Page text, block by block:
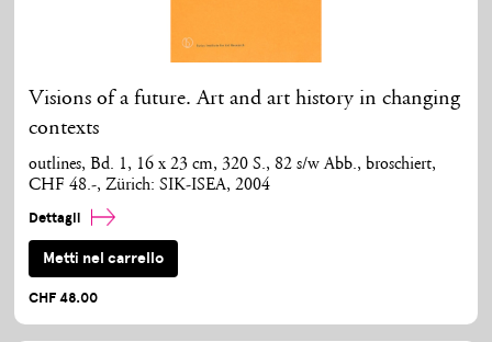
Visions of a future. Art and art history in changing
contexts
outlines, Bd. 1, 16 x 23 cm, 320 S., 82 s/w Abb., broschiert,
CHF 48.-, Zürich: SIK-ISEA, 2004
Dettagli
Metti nel carrello
CHF 48.00